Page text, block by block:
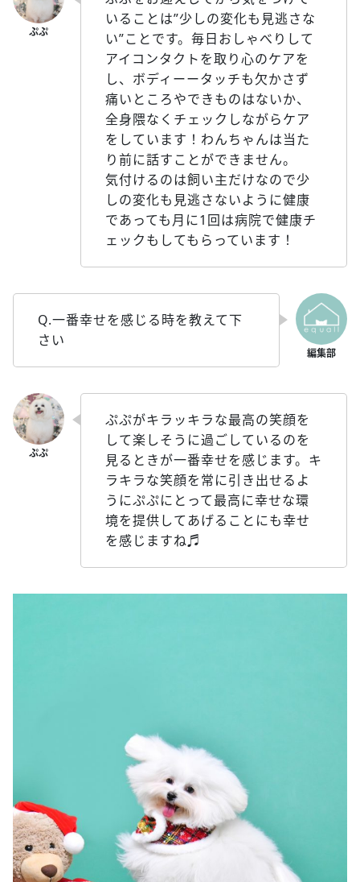
いることは”少しの変化も見逃さな
い”ことです。毎日おしゃべりして
アイコンタクトを取り心のケアを
し、ボディーータッチも欠かさず
痛いところやできものはないか、
全身隈なくチェックしながらケア
をしています！わんちゃんは当た
り前に話すことができません。
気付けるのは飼い主だけなので少
しの変化も見逃さないように健康
であっても月に1回は病院で健康チ
ェックもしてもらっています！
Q.一番幸せを感じる時を教えて下
さい
ぷぷがキラッキラな最高の笑顔を
して楽しそうに過ごしているのを
見るときが一番幸せを感じます。キ
ラキラな笑顔を常に引き出せるよ
うにぷぷにとって最高に幸せな環
境を提供してあげることにも幸せ
を感じますね♬